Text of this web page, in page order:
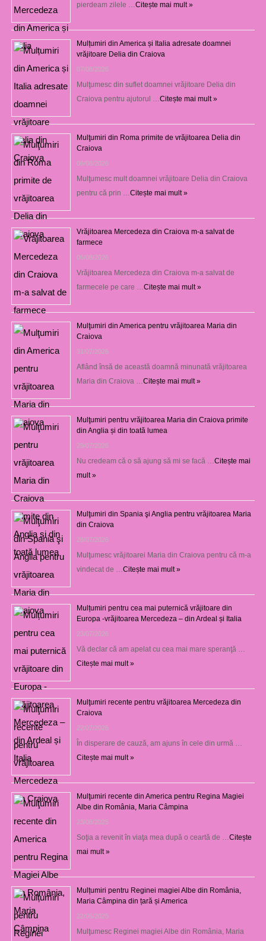
pierdeam zilele …Citește mai mult »
Mulțumiri din America și Italia adresate doamnei
vrăjitoare Delia din Craiova
07/08/2026
Mulţumesc din suflet doamnei vrăjitoare Delia din
Craiova pentru ajutorul …Citește mai mult »
Mulţumiri din Roma primite de vrăjitoarea Delia din
Craiova
06/08/2026
Mulţumesc mult doamnei vrăjitoare Delia din Craiova
pentru că prin …Citește mai mult »
Vrăjitoarea Mercedeza din Craiova m-a salvat de
farmece
06/08/2026
Vrăjitoarea Mercedeza din Craiova m-a salvat de
farmecele pe care …Citește mai mult »
Mulţumiri din America pentru vrăjitoarea Maria din
Craiova
31/07/2026
Aflând însă de această doamnă minunată vrăjitoarea
Maria din Craiova …Citește mai mult »
Mulţumiri pentru vrăjitoarea Maria din Craiova primite
din Anglia și din toată lumea
29/07/2026
Nu credeam că o să ajung să mi se facă …Citește mai
mult »
Mulţumiri din Spania şi Anglia pentru vrăjitoarea Maria
din Craiova
28/07/2026
Mulţumesc vrăjitoarei Maria din Craiova pentru că m-a
vindecat de …Citește mai mult »
Mulțumiri pentru cea mai puternică vrăjitoare din
Europa -vrăjitoarea Mercedeza – din Ardeal și Italia
23/07/2026
Vă declar că am apelat cu cea mai mare speranţă …
Citește mai mult »
Mulţumiri recente pentru vrăjitoarea Mercedeza din
Craiova
22/07/2026
În disperare de cauză, am ajuns în cele din urmă …
Citește mai mult »
Mulţumiri recente din America pentru Regina Magiei
Albe din România, Maria Câmpina
23/08/2025
Soţia a revenit în viaţa mea după o ceartă de …Citește
mai mult »
Mulțumiri pentru Reginei magiei Albe din România,
Maria Câmpina din țară și America
22/05/2025
Mulţumesc Reginei magiei Albe din România, Maria